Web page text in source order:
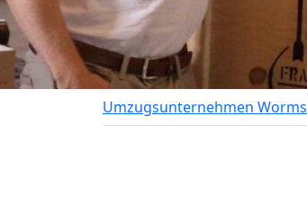
Umzugsunternehmen Worms